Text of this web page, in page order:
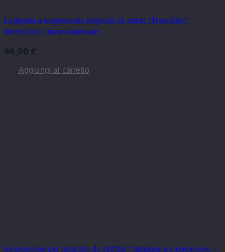
Lampada a sospensione tropicale in rattan “Honolulu”,
intrecciata a mano (naturale)
98,00 €
Aggiungi al carrello
Sospensione per lampade da soffitto / lampade a sospensione –